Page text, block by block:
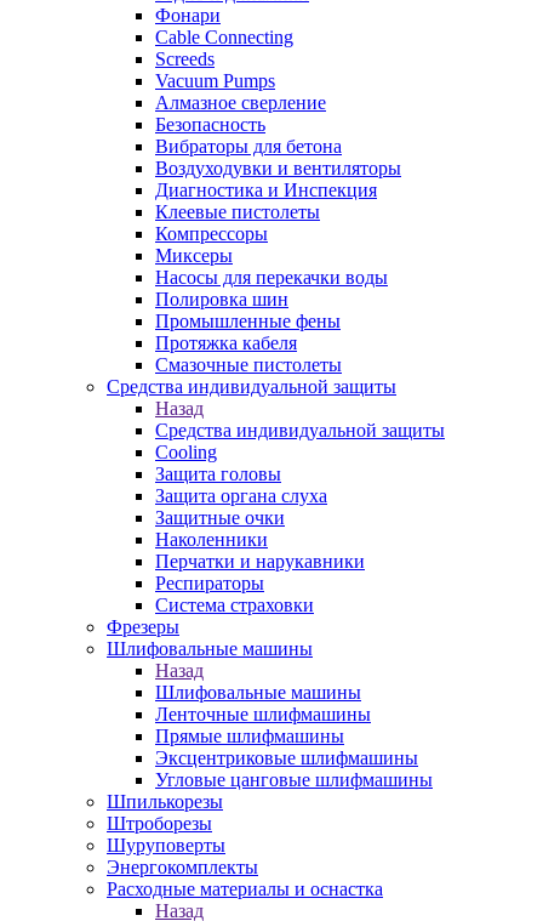
Фонари
Cable Connecting
Screeds
Vacuum Pumps
Алмазное сверление
Безопасность
Вибраторы для бетона
Воздуходувки и вентиляторы
Диагностика и Инспекция
Клеевые пистолеты
Компрессоры
Миксеры
Насосы для перекачки воды
Полировка шин
Промышленные фены
Протяжка кабеля
Смазочные пистолеты
Средства индивидуальной защиты
Назад
Средства индивидуальной защиты
Cooling
Защита головы
Защита органа слуха
Защитные очки
Наколенники
Перчатки и нарукавники
Респираторы
Система страховки
Фрезеры
Шлифовальные машины
Назад
Шлифовальные машины
Ленточные шлифмашины
Прямые шлифмашины
Эксцентриковые шлифмашины
Угловые цанговые шлифмашины
Шпилькорезы
Штроборезы
Шуруповерты
Энергокомплекты
Расходные материалы и оснастка
Назад